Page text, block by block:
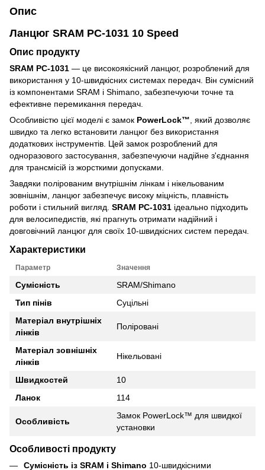
Опис
Ланцюг SRAM PC-1031 10 Speed
Опис продукту
SRAM PC-1031 — це високоякісний ланцюг, розроблений для
використання у 10-швидкісних системах передач. Він сумісний
із компонентами SRAM і Shimano, забезпечуючи точне та
ефективне перемикання передач.
Особливістю цієї моделі є замок PowerLock™, який дозволяє
швидко та легко встановити ланцюг без використання
додаткових інструментів. Цей замок розроблений для
одноразового застосування, забезпечуючи надійне з'єднання
для трансмісій із жорсткими допусками.
Завдяки полірованим внутрішнім лінкам і нікельованим
зовнішнім, ланцюг забезпечує високу міцність, плавність
роботи і стильний вигляд. SRAM PC-1031 ідеально підходить
для велосипедистів, які прагнуть отримати надійний і
довговічний ланцюг для своїх 10-швидкісних систем передач.
Характеристики
Параметр Значення
Сумісність
SRAM/Shimano
Тип пінів
Суцільні
Матеріал внутрішніх
лінків
Поліровані
Матеріал зовнішніх
лінків
Нікельовані
Швидкостей
10
Ланок
114
Особливість
Замок PowerLock™ для швидкої
установки
Особливості продукту
Сумісність із SRAM і Shimano 10-швидкісними